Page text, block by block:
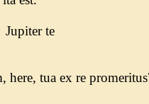
te
tua ex re